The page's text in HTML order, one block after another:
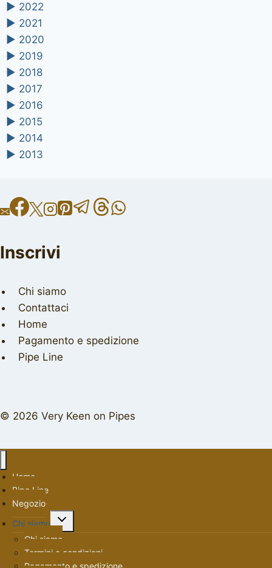
► 2022
► 2021
► 2020
► 2019
► 2018
► 2017
► 2016
► 2015
► 2014
► 2013
Inscrivi
Chi siamo
Contattaci
Home
Pagamento e spedizione
Pipe Line
© 2026 Very Keen on Pipes
Home
Pipe Line
Negozio
Chi siamo
Alterna
menu
Chi siamo
Termini e condizioni